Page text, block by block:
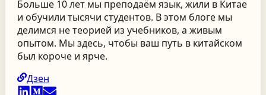
Больше 10 лет мы преподаём язык, жили в Китае
и обучили тысячи студентов. В этом блоге мы
делимся не теорией из учебников, а живым
опытом. Мы здесь, чтобы ваш путь в китайском
был короче и ярче.
Дзен